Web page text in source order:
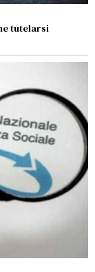
tutelarsi